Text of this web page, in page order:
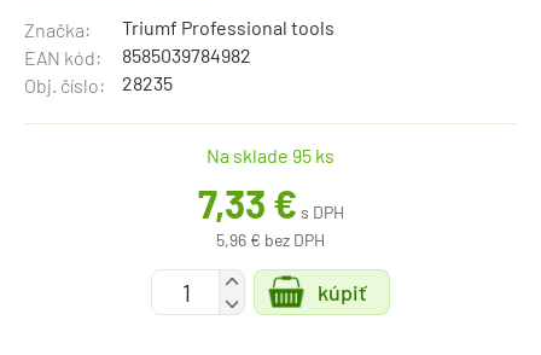
Značka:
Triumf Professional tools
EAN kód:
8585039784982
Obj. číslo:
28235
Na sklade 95 ks
7,33 € s DPH
5,96 € bez DPH
+
-
kúpiť